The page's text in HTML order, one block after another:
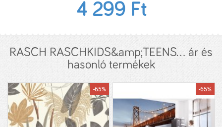
4 299 Ft
RASCH RASCHKIDS&amp;TEENS... ár és
hasonló termékek
-65% -65%